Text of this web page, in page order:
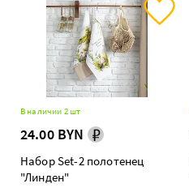
В наличии 2 шт
24.00 BYN
Набор Set-2 полотенец
"Линден"